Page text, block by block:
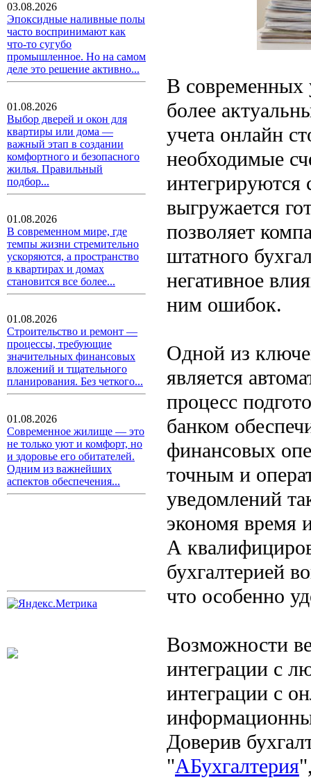
03.08.2026
Эпоксидные наливные полы
часто воспринимают как
что-то сугубо
промышленное. Но на самом
деле это решение активно...
01.08.2026
Выбор дверей и окон для
квартиры или дома —
важный этап в создании
комфортного и безопасного
жилья. Правильный
подбор...
01.08.2026
В современном мире, где
темпы жизни стремительно
ускоряются, а пространство
в квартирах и домах
становится все более...
01.08.2026
Строительство и ремонт —
процессы, требующие
значительных финансовых
вложений и тщательного
планирования. Без четкого...
01.08.2026
Современное жилище — это
не только уют и комфорт, но
и здоровье его обитателей.
Одним из важнейших
аспектов обеспечения...
В современных
более
учета онлайн
необходимые
интегрируются
выгружается
позволяет
штатного
негативное
ним ошибок.
Одной из
является
процесс
банком
финансовых
точным и
уведомлений
экономя время
А
бухгалтерией
что особенно
Возможности
интеграции с
интеграции с
Доверив
"АБухгалтерия